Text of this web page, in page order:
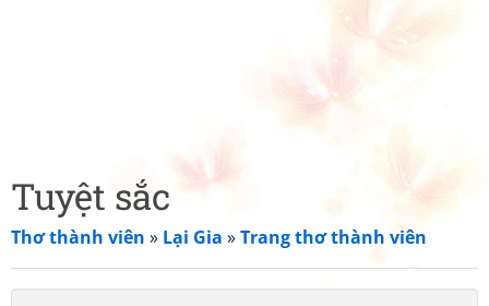
Tuyệt sắc
Thơ thành viên » Lại Gia »Trang thơ thành viên